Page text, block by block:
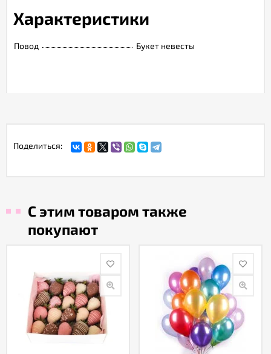
Характеристики
Повод Букет невесты
Поделиться:
С этим товаром также
покупают